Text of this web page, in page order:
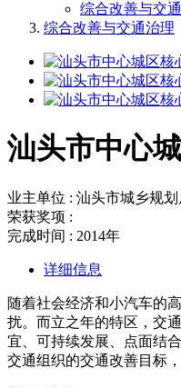
综合改善与交
综合改善与交通治理
汕头市中心
业主单位 : 汕头市城乡规划
荣获奖项 :
完成时间 : 2014年
详细信息
随着社会经济和小汽车的
扰。而立之年的特区，交
宜、可持续发展、点面结
交通组织的交通改善目标